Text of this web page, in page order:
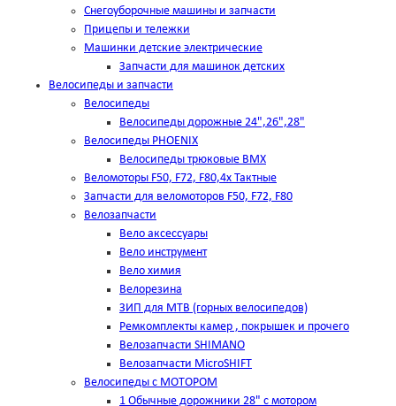
Снегоуборочные машины и запчасти
Прицепы и тележки
Машинки детские электрические
Запчасти для машинок детских
Велосипеды и запчасти
Велосипеды
Велосипеды дорожные 24",26",28"
Велосипеды PHOENIX
Велосипеды трюковые BMX
Веломоторы F50, F72, F80,4х Тактные
Запчасти для веломоторов F50, F72, F80
Велозапчасти
Вело аксессуары
Вело инструмент
Вело химия
Велорезина
ЗИП для MTB (горных велосипедов)
Ремкомплекты камер , покрышек и прочего
Велозапчасти SHIMANO
Велозапчасти MicroSHIFT
Велосипеды с МОТОРОМ
1 Обычные дорожники 28" с мотором